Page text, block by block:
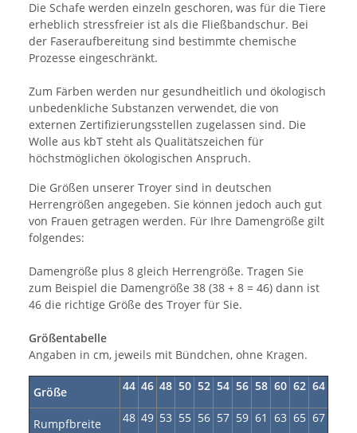
Die Schafe werden einzeln geschoren, was für die Tiere
erheblich stressfreier ist als die Fließbandschur. Bei
der Faseraufbereitung sind bestimmte chemische
Prozesse eingeschränkt.
Zum Färben werden nur gesundheitlich und ökologisch
unbedenkliche Substanzen verwendet, die von
externen Zertifizierungsstellen zugelassen sind. Die
Wolle aus kbT steht als Qualitätszeichen für
höchstmöglichen ökologischen Anspruch.
Die Größen unserer Troyer sind in deutschen
Herrengrößen angegeben. Sie können jedoch auch gut
von Frauen getragen werden. Für Ihre Damengröße gilt
folgendes:
Damengröße plus 8 gleich Herrengröße. Tragen Sie
zum Beispiel die Damengröße 38 (38 + 8 = 46) dann ist
46 die richtige Größe des Troyer für Sie.
Größentabelle
Angaben in cm, jeweils mit Bündchen, ohne Kragen.
Größe 44 46 48 50 52 54 56 58 60 62 64
Rumpfbreite 48 49 53 55 56 57 59 61 63 65 67